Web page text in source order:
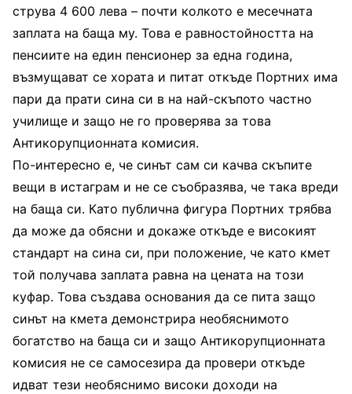
струва 4 600 лева – почти колкото е месечната
заплата на баща му. Това е равностойността на
пенсиите на един пенсионер за една година,
възмущават се хората и питат откъде Портних има
пари да прати сина си в на най-скъпото частно
училище и защо не го проверява за това
Антикорупционната комисия.
По-интересно е, че синът сам си качва скъпите
вещи в истаграм и не се съобразява, че така вреди
на баща си. Като публична фигура Портних трябва
да може да обясни и докаже откъде е високият
стандарт на сина си, при положение, че като кмет
той получава заплата равна на цената на този
куфар. Това създава основания да се пита защо
синът на кмета демонстрира необяснимото
богатство на баща си и защо Антикорупционната
комисия не се самосезира да провери откъде
идват тези необяснимо високи доходи на